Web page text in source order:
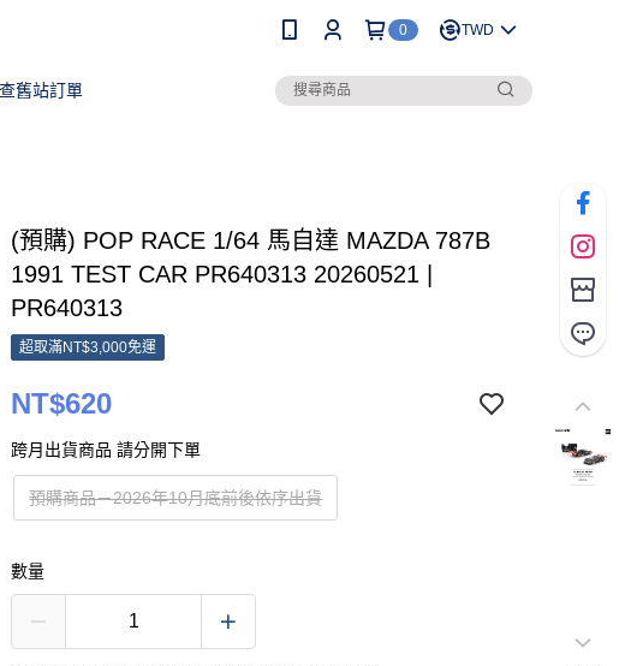
0 TWD
查舊站訂單
(預購) POP RACE 1/64 馬自達 MAZDA 787B
1991 TEST CAR PR640313 20260521 |
PR640313
超取滿NT$3,000免運
NT$620
跨月出貨商品 請分開下單
預購商品－2026年10月底前後依序出貨
數量